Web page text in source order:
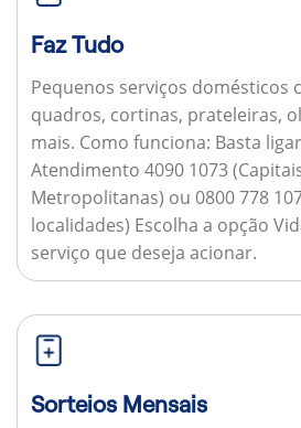
Faz Tudo
Pequenos serviços domésticos
quadros, cortinas, prateleiras,
mais. Como funciona: Basta
Atendimento 4090 1073
Metropolitanas) ou 0800 778
localidades) Escolha a opção
serviço que deseja acionar.
Sorteios Mensais